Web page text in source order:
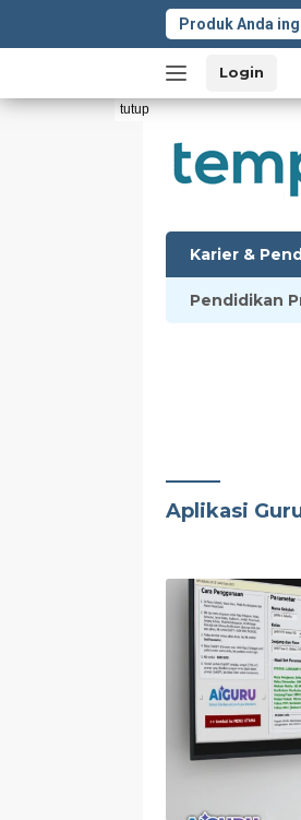
Produk Anda
Login
tutup
Karier &
Pendidikan
Aplikasi